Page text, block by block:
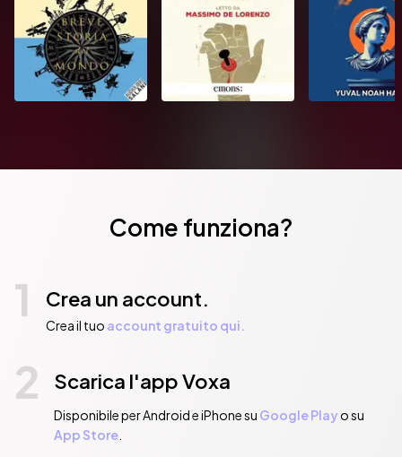
Come funziona?
1 Crea un account.
Crea il tuo account gratuito qui.
2 Scarica l'app Voxa
Disponibile per Android e iPhone su Google Playo su
App Store.